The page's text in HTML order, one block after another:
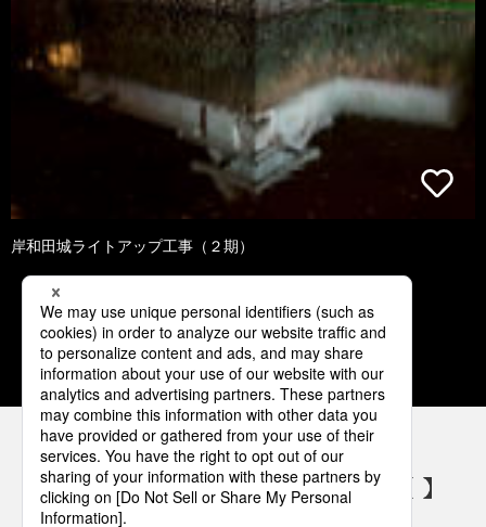
岸和田城ライトアップ工事（２期）
1 2 3 4 5
パナソニックの電気設備 SNSアカウント